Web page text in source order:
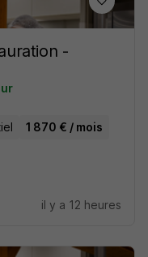
-
1 870 € / mois
il y a 12 heures